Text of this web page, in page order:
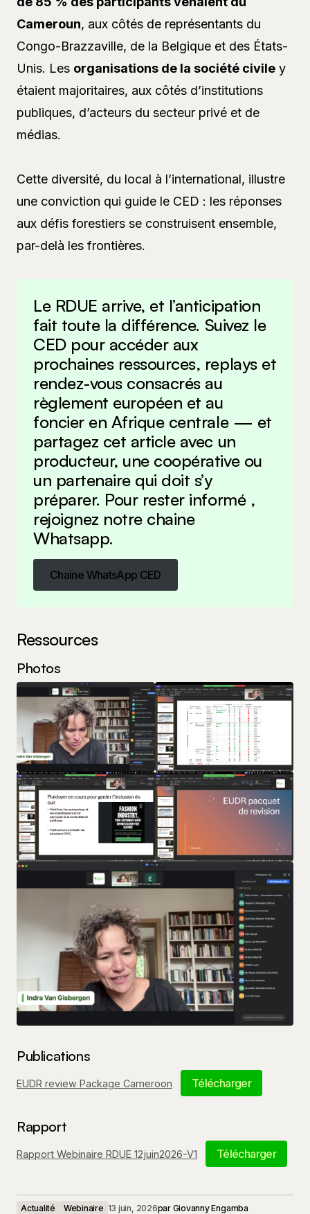
Cameroun, aux côtés de représentants du
Congo-Brazzaville, de la Belgique et des États-
Unis. Les organisations de la société civile y
étaient majoritaires, aux côtés d’institutions
publiques, d’acteurs du secteur privé et de
médias.
Cette diversité, du local à l’international, illustre
une conviction qui guide le CED : les réponses
aux défis forestiers se construisent ensemble,
par-delà les frontières.
Le RDUE arrive, et l’anticipation
fait toute la différence. Suivez le
CED pour accéder aux
prochaines ressources, replays et
rendez-vous consacrés au
règlement européen et au
foncier en Afrique centrale — et
partagez cet article avec un
producteur, une coopérative ou
un partenaire qui doit s’y
préparer. Pour rester informé ,
rejoignez notre chaine
Whatsapp.
Chaine WhatsApp CED
Ressources
Photos
Publications
EUDR review Package Cameroon Télécharger
Rapport
Rapport Webinaire RDUE 12juin2026-V1 Télécharger
Actualité Webinaire 13 juin, 2026par Giovanny Engamba